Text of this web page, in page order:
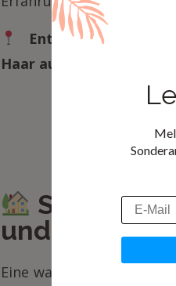
Entdecken Sie
Haar außergewöhnliche
South
und Kunst in
Eine warme und